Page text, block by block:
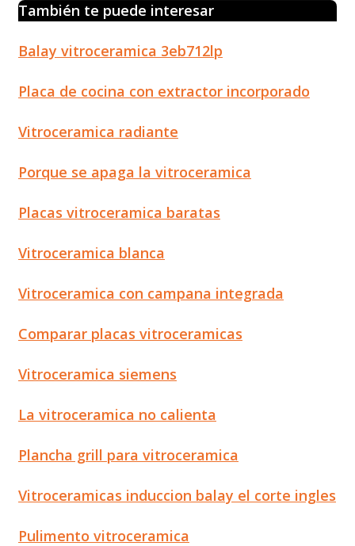
También te puede interesar
Balay vitroceramica 3eb712lp
Placa de cocina con extractor incorporado
Vitroceramica radiante
Porque se apaga la vitroceramica
Placas vitroceramica baratas
Vitroceramica blanca
Vitroceramica con campana integrada
Comparar placas vitroceramicas
Vitroceramica siemens
La vitroceramica no calienta
Plancha grill para vitroceramica
Vitroceramicas induccion balay el corte ingles
Pulimento vitroceramica